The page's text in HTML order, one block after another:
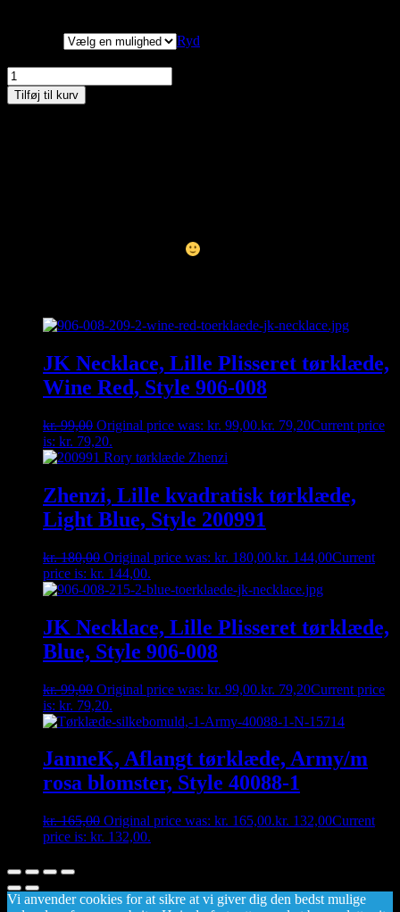
Ryd
Tilføj til kurv
JK Necklace, Lille Plisseret tørklæde,
Wine Red, Style 906-008
kr.99,00 Original price was: kr. 99,00.kr. 79,20Current price
is: kr. 79,20.
Zhenzi, Lille kvadratisk tørklæde,
Light Blue, Style 200991
kr.180,00 Original price was: kr. 180,00.kr. 144,00Current
price is: kr. 144,00.
JK Necklace, Lille Plisseret tørklæde,
Blue, Style 906-008
kr.99,00 Original price was: kr. 99,00.kr. 79,20Current price
is: kr. 79,20.
JanneK, Aflangt tørklæde, Army/m
rosa blomster, Style 40088-1
kr.165,00 Original price was: kr. 165,00.kr. 132,00Current
price is: kr. 132,00.
Vi anvender cookies for at sikre at vi giver dig den bedst mulige